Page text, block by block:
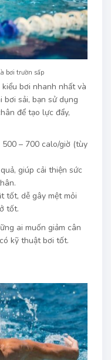
bơi trườn sấp
bơi nhanh nhất và
bơi sải, bạn sử dụng
để tạo lực đẩy,
– 700 calo/giờ (tùy
giúp cải thiện sức
tốt, dễ gây mệt mỏi
tốt.
ai muốn giảm cân
kỹ thuật bơi tốt.